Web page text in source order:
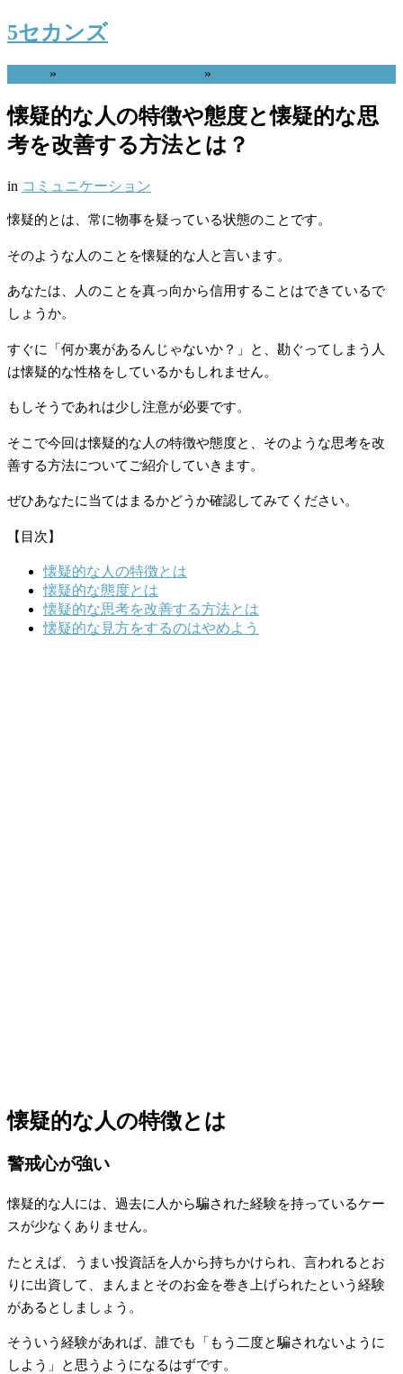
5セカンズ
» »
懐疑的な人の特徴や態度と懐疑的な思
考を改善する方法とは？
in コミュニケーション
懐疑的とは、常に物事を疑っている状態のことです。
そのような人のことを懐疑的な人と言います。
あなたは、人のことを真っ向から信用することはできているで
しょうか。
すぐに「何か裏があるんじゃないか？」と、勘ぐってしまう人
は懐疑的な性格をしているかもしれません。
もしそうであれは少し注意が必要です。
そこで今回は懐疑的な人の特徴や態度と、そのような思考を改
善する方法についてご紹介していきます。
ぜひあなたに当てはまるかどうか確認してみてください。
【目次】
懐疑的な人の特徴とは
懐疑的な態度とは
懐疑的な思考を改善する方法とは
懐疑的な見方をするのはやめよう
懐疑的な人の特徴とは
警戒心が強い
懐疑的な人には、過去に人から騙された経験を持っているケー
スが少なくありません。
たとえば、うまい投資話を人から持ちかけられ、言われるとお
りに出資して、まんまとそのお金を巻き上げられたという経験
があるとしましょう。
そういう経験があれば、誰でも「もう二度と騙されないように
しよう」と思うようになるはずです。